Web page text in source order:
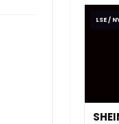
LSE /